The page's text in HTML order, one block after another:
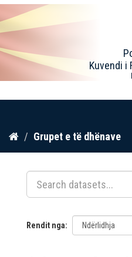
Kalo
përmbajtja
Kuvendi i
Grupet e të dhënave
Rendit nga